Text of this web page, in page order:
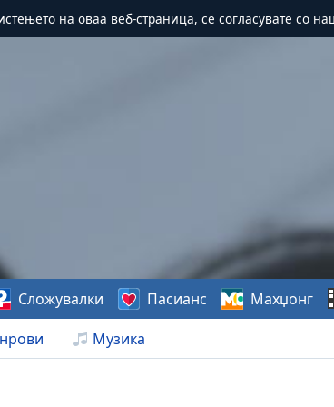
на оваа веб-страница, се согласувате со
Музика
Сложувалки Пасианс Махџонг